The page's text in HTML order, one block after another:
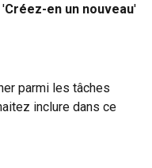
'Créez-en un nouveau'
parmi les tâches
inclure dans ce